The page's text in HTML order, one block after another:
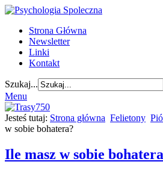
Strona Główna
Newsletter
Linki
Kontakt
Szukaj...
Menu
Jesteś tutaj: Strona główna Felietony
w sobie bohatera?
Ile masz w sobie